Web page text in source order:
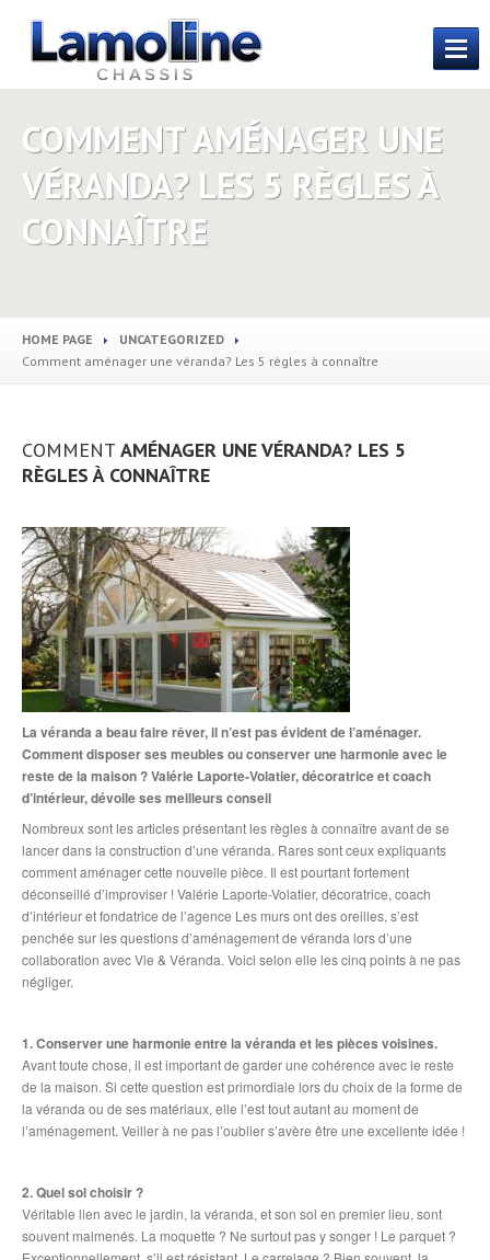
SOCIÉTÉ
PRODUITS
ALU
PARTENAIRES
TÉLÉCHARGEMENT
CataloguesALU
Cataloguesvérandas et stores
Cataloguesportes et volets
CONTACT
COMMENT AMÉNAGER UNE
VÉRANDA? LES 5 RÈGLES À
CONNAÎTRE
HOME PAGE
UNCATEGORIZED
Comment aménager une véranda? Les 5 règles à connaître
COMMENT AMÉNAGER UNE VÉRANDA? LES 5
RÈGLES À CONNAÎTRE
La véranda a beau faire rêver, il n’est pas évident de l’aménager.
Comment disposer ses meubles ou conserver une harmonie avec le
reste de la maison ? Valérie Laporte-Volatier, décoratrice et coach
d’intérieur, dévoile ses meilleurs conseil
Nombreux sont les articles présentant les règles à connaître avant de se
lancer dans la construction d’une véranda. Rares sont ceux expliquants
comment aménager cette nouvelle pièce. Il est pourtant fortement
déconseillé d’improviser ! Valérie Laporte-Volatier, décoratrice, coach
d’intérieur et fondatrice de l’agence Les murs ont des oreilles, s’est
penchée sur les questions d’aménagement de véranda lors d’une
collaboration avec Vie & Véranda. Voici selon elle les cinq points à ne pas
négliger.
1. Conserver une harmonie entre la véranda et les pièces voisines.
Avant toute chose, il est important de garder une cohérence avec le reste
de la maison. Si cette question est primordiale lors du choix de la forme de
la véranda ou de ses matériaux, elle l’est tout autant au moment de
l’aménagement. Veiller à ne pas l’oublier s’avère être une excellente idée !
2. Quel sol choisir ?
Véritable lien avec le jardin, la véranda, et son sol en premier lieu, sont
souvent malmenés. La moquette ? Ne surtout pas y songer ! Le parquet ?